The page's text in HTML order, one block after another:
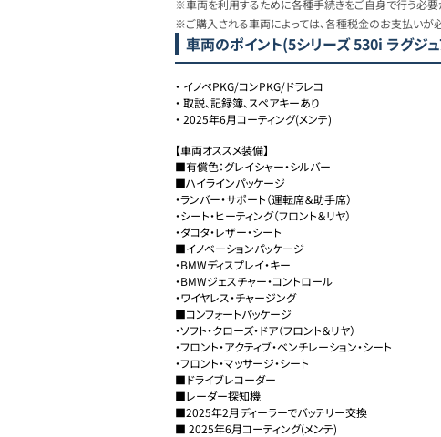
※車両を利用するために各種手続きをご自身で行う必要
※ご購入される車両によっては、各種税金のお支払いが
車両のポイント(5シリーズ 530i ラグジ
・ イノベPKG/コンPKG/ドラレコ
・ 取説、記録簿、スペアキーあり
・ 2025年6月コーティング(メンテ)
【車両オススメ装備】
■有償色：グレイシャー・シルバー
■ハイラインパッケージ
・ランバー・サポート（運転席＆助手席）
・シート・ヒーティング（フロント＆リヤ）
・ダコタ・レザー・シート
■イノベーションパッケージ
・BMWディスプレイ・キー
・BMWジェスチャー・コントロール
・ワイヤレス・チャージング
■コンフォートパッケージ
・ソフト・クローズ・ドア（フロント＆リヤ）
・フロント・アクティブ・ベンチレーション・シート
・フロント・マッサージ・シート
■ドライブレコーダー
■レーダー探知機
■2025年2月ディーラーでバッテリー交換
■ 2025年6月コーティング(メンテ)